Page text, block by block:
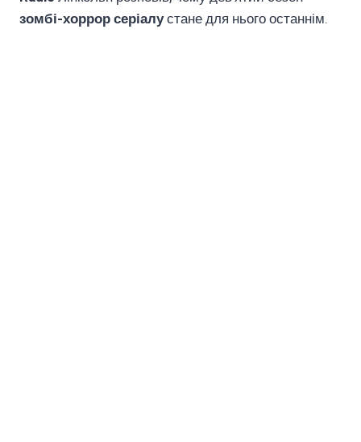
зомбі-хоррор серіалустане для нього останнім.